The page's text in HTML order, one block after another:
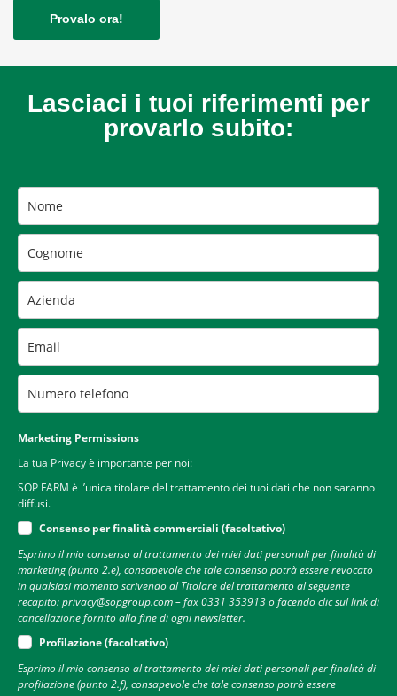
Provalo ora!
Lasciaci i tuoi riferimenti per
provarlo subito:
Marketing Permissions
La tua Privacy è importante per noi:
SOP FARM è l’unica titolare del trattamento dei tuoi dati che non saranno
diffusi.
Consenso per finalità commerciali (facoltativo)
Esprimo il mio consenso al trattamento dei miei dati personali per finalità di
marketing (punto 2.e), consapevole che tale consenso potrà essere revocato
in qualsiasi momento scrivendo al Titolare del trattamento al seguente
recapito: privacy@sopgroup.com – fax 0331 353913 o facendo clic sul link di
cancellazione fornito alla fine di ogni newsletter.
Profilazione (facoltativo)
Esprimo il mio consenso al trattamento dei miei dati personali per finalità di
profilazione (punto 2.f), consapevole che tale consenso potrà essere